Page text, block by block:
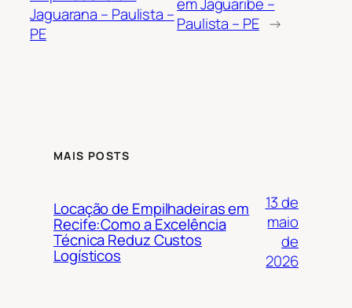
Jaguarana – Paulista –
PE
Paulista – PE →
MAIS POSTS
Locação de Empilhadeiras em
Recife:Como a Excelência
Técnica Reduz Custos
Logísticos
13 de
maio
de
2026